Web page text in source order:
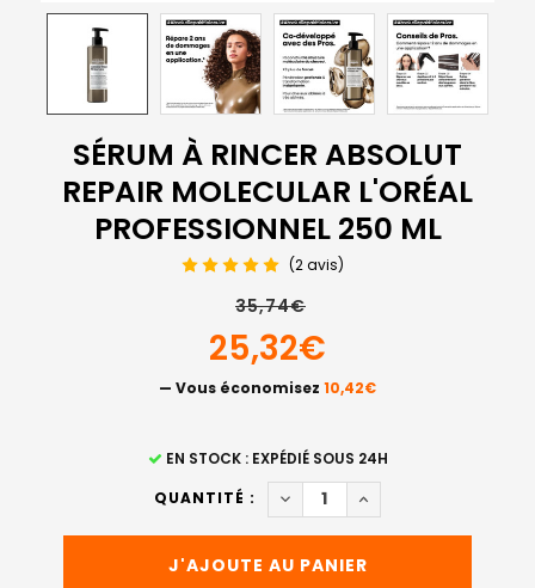
SÉRUM À RINCER ABSOLUT
REPAIR MOLECULAR L'ORÉAL
PROFESSIONNEL 250 ML
(2 avis)
35,74€
25,32€
— Vous économisez 10,42€
EN STOCK : EXPÉDIÉ SOUS 24H
QUANTITÉ :
DIMINUER LA QUANTITÉ DE
AUGMENTER LA